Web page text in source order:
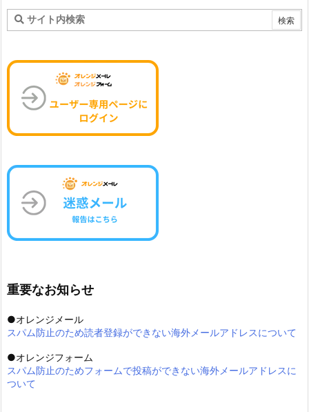
重要なお知らせ
●オレンジメール
スパム防止のため読者登録ができない海外メールアドレスについて
●オレンジフォーム
スパム防止のためフォームで投稿ができない海外メールアドレスに
ついて